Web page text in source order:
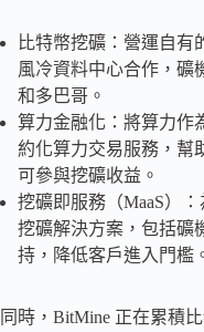
比特幣挖礦：營運自有
風冷資料中心合作，礦
和多巴哥。
算力金融化：將算力作
約化算力交易服務，幫
可參與挖礦收益。
挖礦即服務（MaaS）
挖礦解決方案，包括礦
持，降低客戶進入門檻
同時，BitMine 正在累積